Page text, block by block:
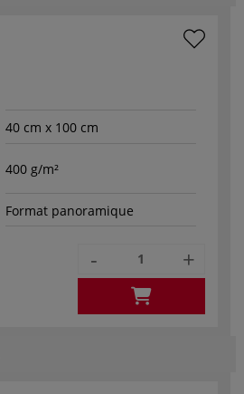
40 cm x 100 cm
400 g/m²
Format panoramique
- +